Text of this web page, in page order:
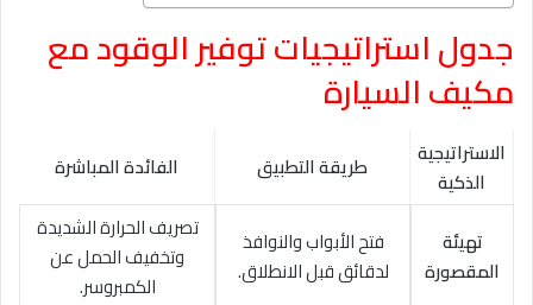
جدول استراتيجيات توفير الوقود مع
مكيف السيارة
الاستراتيجية
الذكية
طريقة التطبيق الفائدة المباشرة
تهيئة
المقصورة
فتح الأبواب والنوافذ
لدقائق قبل الانطلاق.
تصريف الحرارة الشديدة
وتخفيف الحمل عن
الكمبروسر.